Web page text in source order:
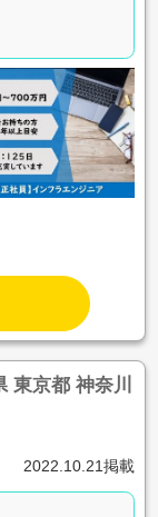
京都 神奈川
2022.10.21掲載